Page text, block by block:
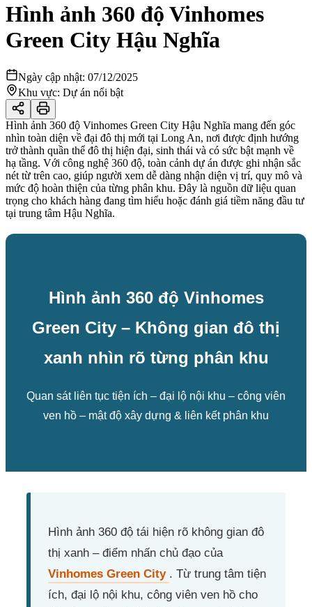
Hình ảnh 360 độ Vinhomes
Green City Hậu Nghĩa
Ngày cập nhật: 07/12/2025
Khu vực: Dự án nổi bật
Hình ảnh 360 độ Vinhomes Green City Hậu Nghĩa mang đến góc
nhìn toàn diện về đại đô thị mới tại Long An, nơi được định hướng
trở thành quần thể đô thị hiện đại, sinh thái và có sức bật mạnh về
hạ tầng. Với công nghệ 360 độ, toàn cảnh dự án được ghi nhận sắc
nét từ trên cao, giúp người xem dễ dàng nhận diện vị trí, quy mô và
mức độ hoàn thiện của từng phân khu. Đây là nguồn dữ liệu quan
trọng cho khách hàng đang tìm hiểu hoặc đánh giá tiềm năng đầu tư
tại trung tâm Hậu Nghĩa.
Hình ảnh 360 độ Vinhomes
Green City – Không gian đô thị
xanh nhìn rõ từng phân khu
Quan sát liên tục tiện ích – đại lộ nội khu – công viên
ven hồ – mật độ xây dựng & liên kết phân khu
Hình ảnh 360 độ tái hiện rõ không gian đô
thị xanh – điểm nhấn chủ đạo của
Vinhomes Green City . Từ trung tâm tiện
ích, đại lộ nội khu, công viên ven hồ cho